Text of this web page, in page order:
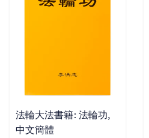
法輪大法書籍: 法輪功,
中文簡體